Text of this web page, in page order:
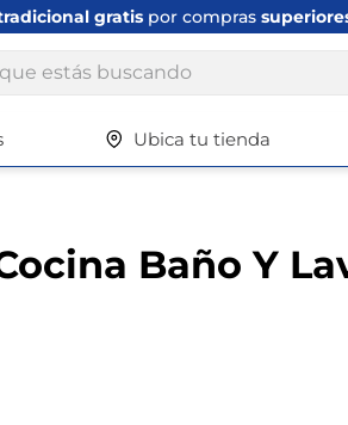
gratispor compras
buscando
Ubica tu tienda
Baño Y
Términos más buscados
3.
vajilla